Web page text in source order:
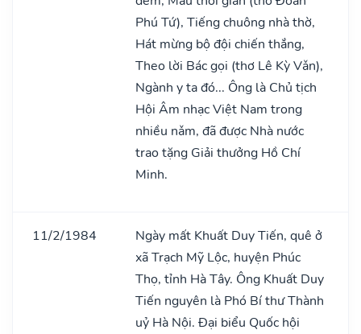
Phú Tứ), Tiếng chuông nhà thờ,
Hát mừng bộ đội chiến thắng,
Theo lời Bác gọi (thơ Lê Kỳ Vǎn),
Ngành y ta đó... Ông là Chủ tịch
Hội Âm nhạc Việt Nam trong
nhiều nǎm, đã được Nhà nước
trao tặng Giải thưởng Hồ Chí
Minh.
11/2/1984
Ngày mất Khuất Duy Tiến, quê ở
xã Trạch Mỹ Lộc, huyện Phúc
Thọ, tỉnh Hà Tây. Ông Khuất Duy
Tiến nguyên là Phó Bí thư Thành
uỷ Hà Nội. Đại biểu Quốc hội